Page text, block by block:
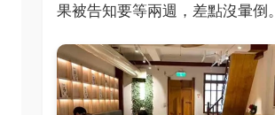
果被告知要等兩週，差點沒暈倒。